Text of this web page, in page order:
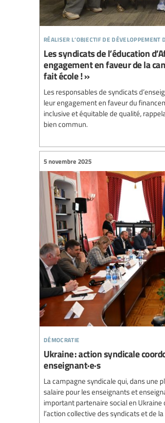
réaliser l’objectif de développement
Les syndicats de l’éducation
engagement en faveur de la
fait école ! »
Les responsables de syndicats
leur engagement en faveur du
inclusive et équitable de qualité,
bien commun.
démocratie
5 novembre 2025
Ukraine : action syndicale
enseignant·e·s
La campagne syndicale qui, dans une
salaire pour les enseignants et
important partenaire social en
l’action collective des syndicats et de